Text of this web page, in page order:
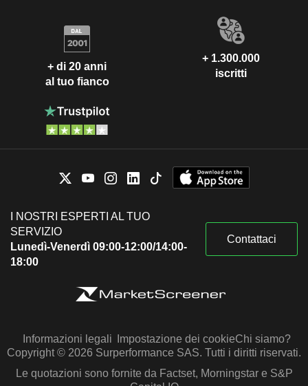
+ di 20 anni
al tuo fianco
+ 1.300.000
iscritti
I NOSTRI ESPERTI AL TUO
SERVIZIO
Lunedì-Venerdì 09:00-12:00/14:00-
18:00
Contattaci
Informazioni legali Impostazione dei cookieChi siamo?
Copyright © 2026 Surperformance SAS. Tutti i diritti riservati.
Le quotazioni sono fornite da Factset, Morningstar e S&P